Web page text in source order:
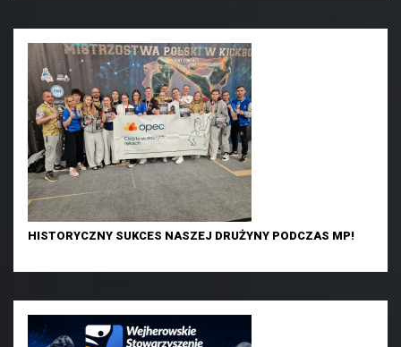
HISTORYCZNY SUKCES NASZEJ DRUŻYNY PODCZAS MP!